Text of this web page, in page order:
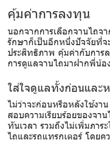
คุ้มค่าการลงทุน
นอกจากการเลือกจานไถ
รักษาก็เป็นอีกหนึ่งปัจจัยที่จ
ประสิทธิภาพ คุ้มค่ากับการ
การดูแลจานไถมาฝากพี่น้อ
ใส่ใจดูแลทั้งก่อนและ
ไม่ว่าจะก่อนหรือหลังใช้งา
สอบความเรียบร้อยของจา
ทันเวลา รวมถึงไม่เพิ่มภาร
ไถและรถแทรกเตอร์ โดยค